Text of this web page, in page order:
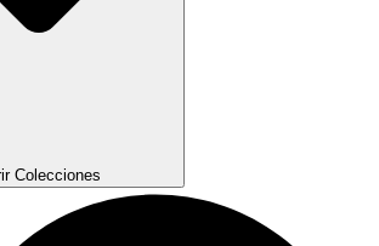
Colecciones